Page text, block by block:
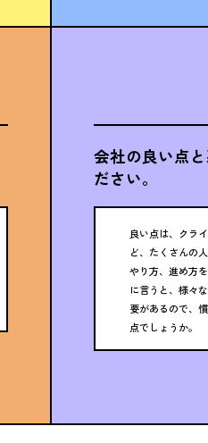
会社の良い点
ださい。
良い点は、クラ
ど、たくさんの
やり方、進め方
に言うと、様々
要があるので、
点でしょうか。